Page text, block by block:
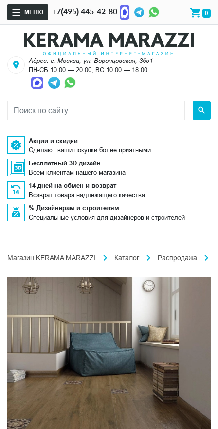
МЕНЮ +7(495) 445-42-80 0
Адрес: г. Москва, ул. Воронцовская, 36с1
ПН-СБ 10:00 — 20:00, ВС 10:00 — 18:00
Акции и скидки
Сделают ваши покупки более приятными
Бесплатный 3D дизайн
Всем клиентам нашего магазина
14 дней на обмен и возврат
Возврат товара надлежащего качества
% Дизайнерам и строителям
Специальные условия для дизайнеров и строителей
Магазин KERAMA MARAZZI Каталог Распродажа